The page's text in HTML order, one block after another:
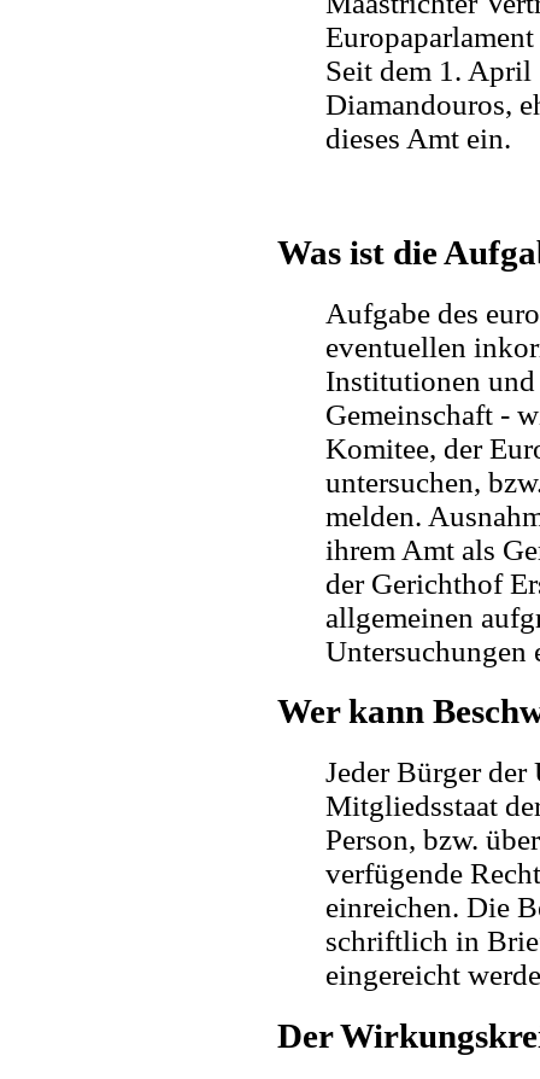
Seit dem 1.
Diamandouros,
dieses Amt ein.
Was ist die
Aufgabe des
eventuellen
Institutionen und
Gemeinschaft -
Komitee, der
untersuchen,
melden.
ihrem Amt als
der Gerichthof
allgemeinen
Untersuchungen
Wer kann
Jeder Bürger
Mitgliedsstaat
Person, bzw.
verfügende
einreichen. Die
schriftlich in
eingereicht
Der